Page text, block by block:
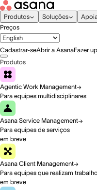
Produtos Soluções
Preços
Cadastrar-seAbrir a AsanaFazer
Produtos
Agentic Work Management
Para equipes multidisciplinares
Asana Service Management
Para equipes de serviços
em breve
Asana Client Management
Para equipes que realizam
em breve